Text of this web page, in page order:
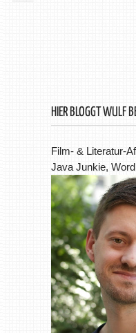
HIER BLOGGT WULF
Film- & Literatur-
Java Junkie,